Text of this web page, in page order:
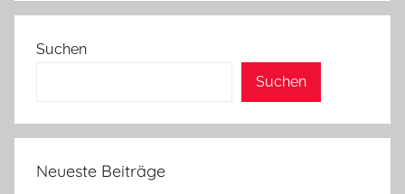
Suchen
Suchen
Neueste Beiträge